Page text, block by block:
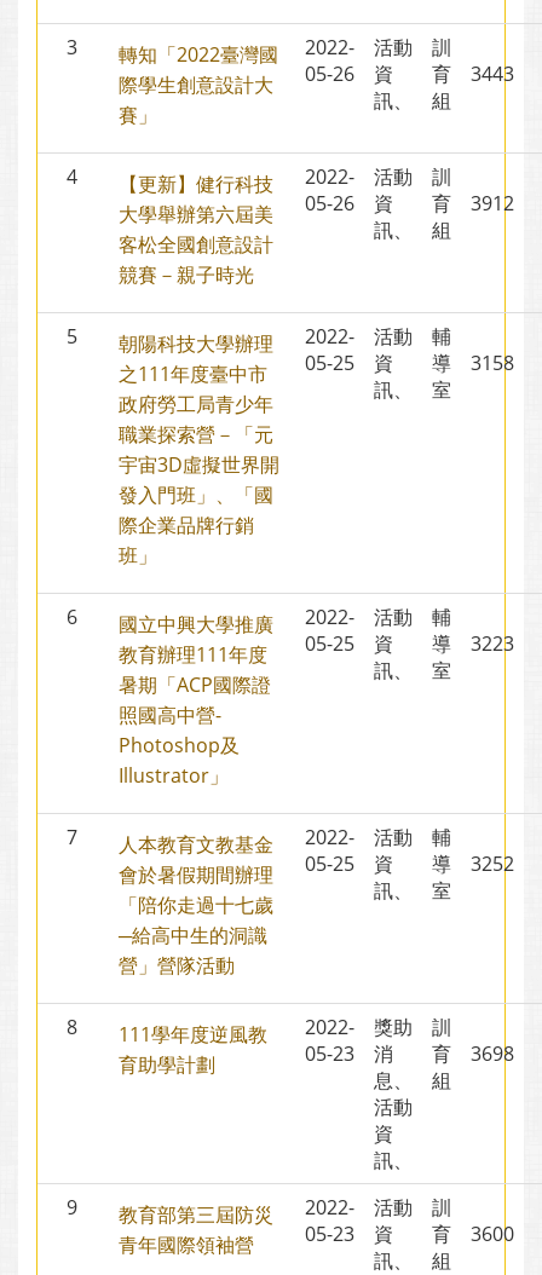
3
轉知「2022臺灣國
際學生創意設計大
賽」
2022-
05-26
活動
資
訊、
訓
育
組
3443
4
【更新】健行科技
大學舉辦第六屆美
客松全國創意設計
競賽－親子時光
2022-
05-26
活動
資
訊、
訓
育
組
3912
5
朝陽科技大學辦理
之111年度臺中市
政府勞工局青少年
職業探索營－「元
宇宙3D虛擬世界開
發入門班」、「國
際企業品牌行銷
班」
2022-
05-25
活動
資
訊、
輔
導
室
3158
6
國立中興大學推廣
教育辦理111年度
暑期「ACP國際證
照國高中營-
Photoshop及
Illustrator」
2022-
05-25
活動
資
訊、
輔
導
室
3223
7
人本教育文教基金
會於暑假期間辦理
「陪你走過十七歲
─給高中生的洞識
營」營隊活動
2022-
05-25
活動
資
訊、
輔
導
室
3252
8
111學年度逆風教
育助學計劃
2022-
05-23
獎助
消
息、
活動
資
訊、
訓
育
組
3698
9
教育部第三屆防災
青年國際領袖營
2022-
05-23
活動
資
訊、
訓
育
組
3600